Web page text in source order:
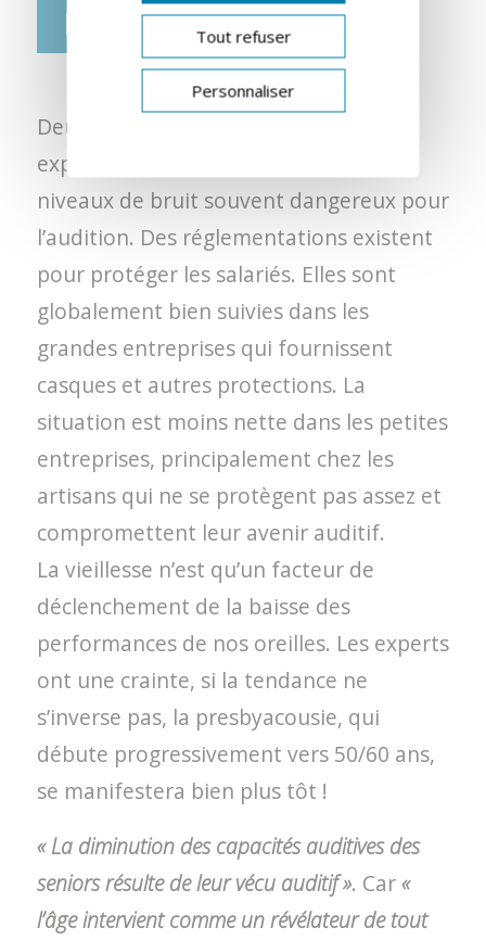
Le bruit au travail
Deux millions de personnes sont
exposées dans leur profession à des
niveaux de bruit souvent dangereux pour
l’audition. Des réglementations existent
pour protéger les salariés. Elles sont
globalement bien suivies dans les
grandes entreprises qui fournissent
casques et autres protections. La
situation est moins nette dans les petites
entreprises, principalement chez les
artisans qui ne se protègent pas assez et
compromettent leur avenir auditif.
La vieillesse n’est qu’un facteur de
déclenchement de la baisse des
performances de nos oreilles. Les experts
ont une crainte, si la tendance ne
s’inverse pas, la presbyacousie, qui
débute progressivement vers 50/60 ans,
se manifestera bien plus tôt !
« La diminution des capacités auditives des
seniors résulte de leur vécu auditif ». Car«
l’âge intervient comme un révélateur de tout
Tout refuser
Personnaliser